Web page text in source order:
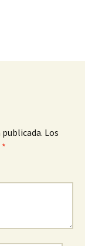
Los
*